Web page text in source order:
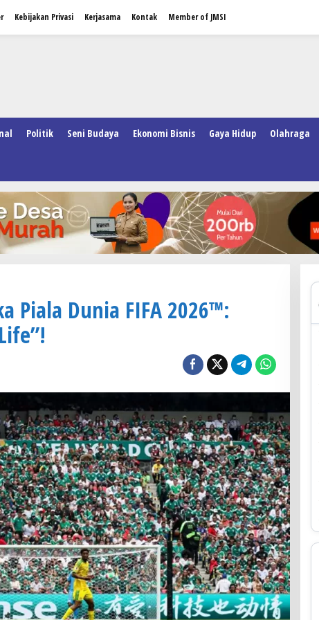
Kebijakan Privasi Kerjasama Kontak Member of JMSI
Politik Seni Budaya Ekonomi Bisnis Gaya Hidup Olahraga
Piala Dunia FIFA 2026™: